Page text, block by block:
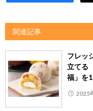
関連記事
フレッ
立てる
福」を
2025